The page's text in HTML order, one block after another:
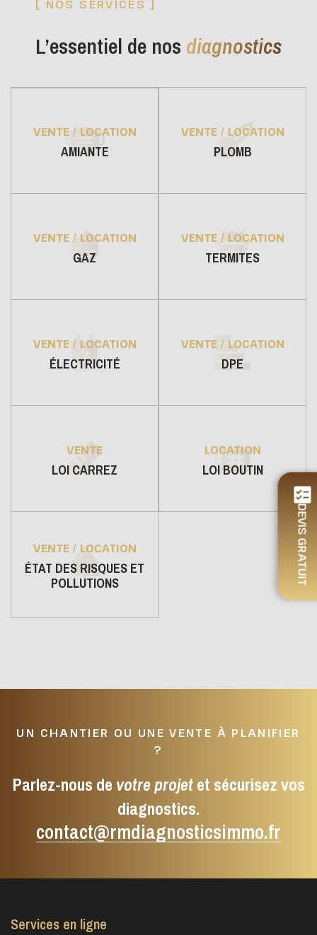
[ NOS SERVICES ]
L’essentiel de nos diagnostics
VENTE / LOCATION
AMIANTE
VENTE / LOCATION
PLOMB
VENTE / LOCATION
GAZ
VENTE / LOCATION
TERMITES
VENTE / LOCATION
ÉLECTRICITÉ
VENTE / LOCATION
DPE
VENTE
LOI CARREZ
LOCATION
LOI BOUTIN
VENTE / LOCATION
ÉTAT DES RISQUES ET
POLLUTIONS
UN CHANTIER OU UNE VENTE À PLANIFIER
?
Parlez-nous de votre projetet sécurisez vos
diagnostics.
contact@rmdiagnosticsimmo.fr
Services en ligne
DEVIS GRATUIT